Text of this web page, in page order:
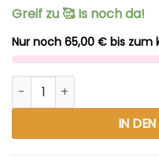
Greif zu 🥰 Is noch da!
Nur noch 65,00 € bis zum
Dr. Sour Icepop Blaubeere
IN
Alternative: